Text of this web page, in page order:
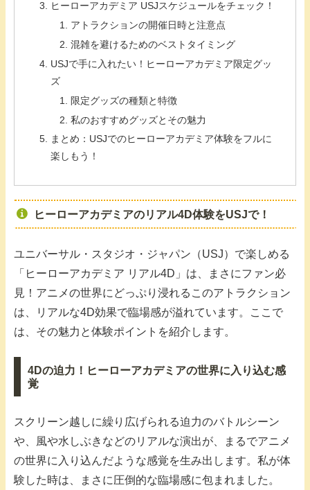
ヒーローアカデミア USJスケジュールをチェック！
アトラクションの開催日時と注意点
混雑を避けるためのベストタイミング
USJで手に入れたい！ヒーローアカデミア限定グッ
ズ
限定グッズの種類と特徴
私のおすすめグッズとその魅力
まとめ：USJでのヒーローアカデミア体験をフルに
楽しもう！
ヒーローアカデミアのリアル4D体験をUSJで！
ユニバーサル・スタジオ・ジャパン（USJ）で楽しめる
「ヒーローアカデミア リアル4D」は、まさにファン必
見！アニメの世界にどっぷり浸れるこのアトラクション
は、リアルな4D効果で臨場感が溢れています。ここで
は、その魅力と体験ポイントを紹介します。
4Dの迫力！ヒーローアカデミアの世界に入り込む感
覚
スクリーン越しに繰り広げられる迫力のバトルシーン
や、風や水しぶきなどのリアルな演出が、まるでアニメ
の世界に入り込んだような感覚を生み出します。私が体
験した時は、まさに圧倒的な臨場感に包まれました。